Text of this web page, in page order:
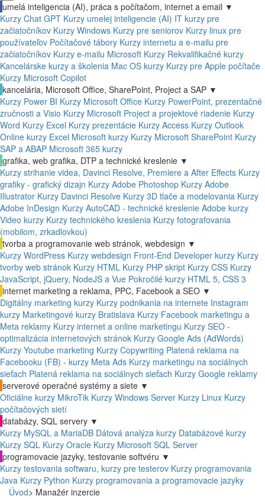
umelá inteligencia (AI), práca s počítačom, internet a email ▼
Kurzy Chat GPT Kurzy umelej inteligencie (AI) IT kurzy pre
začiatočníkov Kurzy Windows Kurzy pre seniorov Kurzy linux pre
používateľov Počítačové tábory Kurzy internetu a e-mailu pre
začiatočníkov Kurzy e-mailu Microsoft Kurzy Rekvalifikačné kurzy
Kancelárske kurzy a školenia Mac OS kurzy Kurzy pre Apple počítače
Kurzy Microsoft Copilot
kancelária, Microsoft Office, SharePoint, Project a SAP ▼
Kurzy Power BI Kurzy Microsoft Office Kurzy PowerPoint, prezentačné
zručnosti a Visio Kurzy Microsoft Project a projektové riadenie Kurzy
Word Kurzy Excel Kurzy prezentácie Kurzy Access Kurzy Outlook
Online kurzy Excel Microsoft kurzy Kurzy Microsoft SharePoint Kurzy
SAP a ABAP Microsoft 365 kurzy
grafika, web grafika, DTP a technické kreslenie ▼
Kurzy strihanie videa, Davinci Resolve, Premiere a After Effects Kurzy
grafiky - grafický dizajn Kurzy Adobe Photoshop Kurzy Adobe
Illustrator Kurzy Davinci Resolve Kurzy 3D tlače a modelovania Kurzy
Adobe InDesign Kurzy AutoCAD - technické kreslenie Adobe kurzy
Video kurzy Kurzy technického kreslenia Kurzy fotografovania
(mobilom, zrkadlovkou)
tvorba a programovanie web stránok, webdesign ▼
Kurzy WordPress Kurzy webdesign Front-End Developer kurzy Kurzy
tvorby web stránok Kurzy HTML Kurzy PHP skript Kurzy CSS Kurzy
JavaScript, jQuery, NodeJS a Vue Pokročilé kurzy HTML 5, CSS 3
internet marketing a reklama, PPC, Facebook a SEO ▼
Digitálny marketing kurzy Kurzy podnikania na internete Instagram
kurzy Marketingové kurzy Bratislava Kurzy Facebook marketingu a
Meta reklamy Kurzy internet a online marketingu Kurzy SEO -
optimalizácia internetových stránok Kurzy Google Ads (AdWords)
Kurzy Youtube marketing Kurzy Copywriting Platená reklama na
Facebooku (FB) - kurzy Meta Ads Kurzy marketingu na sociálnych
sieťach Platená reklama na sociálnych sieťach Kurzy Google reklamy
serverové operačné systémy a siete ▼
Oficiálne kurzy MikroTik Kurzy Windows Server Kurzy Linux Kurzy
počítačových sietí
databázy, SQL servery ▼
Kurzy MySQL a MariaDB Dátová analýza kurzy Databázové kurzy
Kurzy SQL Kurzy Oracle Kurzy Microsoft SQL Server
programovacie jazyky, testovanie softvéru ▼
Kurzy testovania softwaru, kurzy pre testerov Kurzy programovania
Java Kurzy Python Kurzy programovania a programovacie jazyky
Úvod> Manažér inzercie